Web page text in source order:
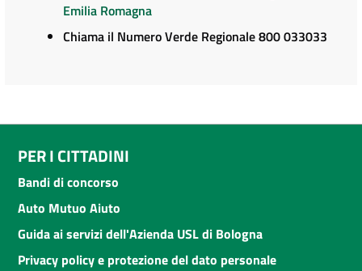
Emilia Romagna
Chiama il Numero Verde Regionale 800 033033
PER I CITTADINI
Bandi di concorso
Auto Mutuo Aiuto
Guida ai servizi dell'Azienda USL di Bologna
Privacy policy e protezione del dato personale